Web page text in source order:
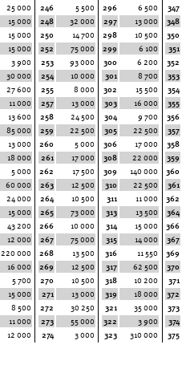
25 000
15 000
15 000
15 000
3 900
30 000
27 600
11 000
13 600
85 000
13 000
18 000
5 000
60 000
24 000
15 000
43 200
12 000
220 000
16 000
5 700
15 000
8 500
11 000
12 000
246
5 500
248
32 000
250
14 700
252
75 000
253
93 000
254
10 000
255
8 000
257
13 000
258
24 500
259
22 500
260
5 000
261
17 000
262
17 500
263
12 500
264
10 500
265
73 000
266
10 000
267
75 000
268
13 500
269
12 500
270
10 500
271
13 000
272
30 250
273
55 000
274
3 000
296
6 500
297
13 000
298
10 500
299
6 100
300
6 200
301
8 700
302
15 500
303
16 000
304
9 700
305
22 500
306
17 000
308
22 000
309
140 000
310
22 500
311
11 000
313
13 500
314
15 000
315
14 000
316
11 550
317
62 500
318
10 200
319
18 000
321
35 000
322
3 900
323
310 000
347
348
350
351
352
353
354
355
356
357
358
359
360
361
362
364
366
367
369
370
371
372
373
374
375